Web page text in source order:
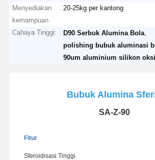
Menyediakan
kemampuan
20-25kg per kantong
Cahaya Tinggi: D90 Serbuk Alumina Bola
polishing bubuk aluminasi
90um aluminium silikon
Bubuk Alumina
SA-Z-90
Fitur
Sferoidisasi Tinggi